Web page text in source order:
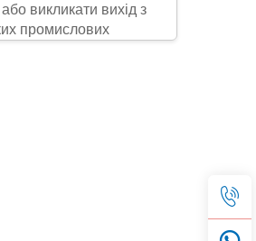
викликати вихід з
промислових
витрати на ремонт.